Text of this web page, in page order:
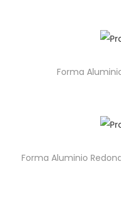
Forma
Forma Aluminio